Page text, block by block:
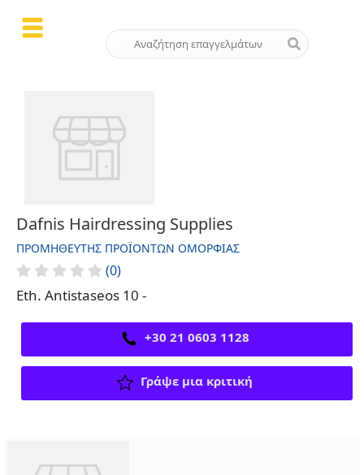
Dafnis Hairdressing Supplies
ΠΡΟΜΗΘΕΥΤΉΣ ΠΡΟΪΌΝΤΩΝ ΟΜΟΡΦΙΆΣ
(0)
Eth. Antistaseos 10 -
+30 21 0603 1128
Γράψε μια κριτική